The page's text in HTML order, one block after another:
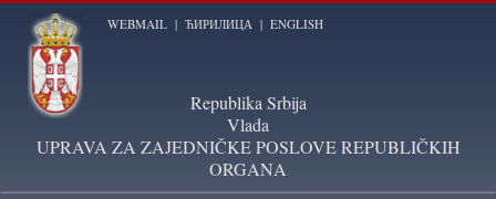
WEBMAIL | ЋИРИЛИЦА | ENGLISH
Republika Srbija
Vlada
UPRAVA ZA ZAJEDNIČKE POSLOVE REPUBLIČKIH
ORGANA